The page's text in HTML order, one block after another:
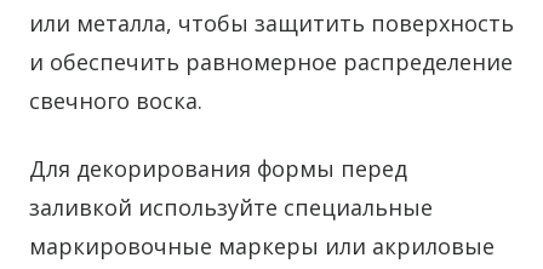
или металла, чтобы защитить поверхность
и обеспечить равномерное распределение
свечного воска.
Для декорирования формы перед
заливкой используйте специальные
маркировочные маркеры или акриловые